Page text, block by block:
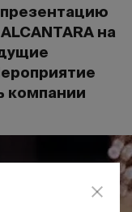
на
компании